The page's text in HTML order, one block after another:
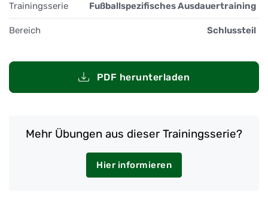
Trainingsserie Fußballspezifisches Ausdauertraining
Bereich Schlussteil
PDF herunterladen
Mehr Übungen aus dieser Trainingsserie?
Hier informieren